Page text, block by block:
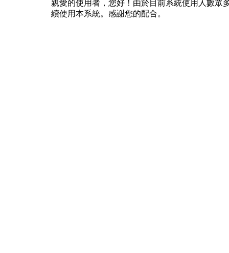
親愛的使用者，您好！由於目前系統使用人數眾
續使用本系統。感謝您的配合。